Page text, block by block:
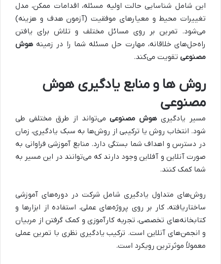
این شامل شناسایی حالت اولیه مسئله، اقدامات ممکن، مدل
تغییرات محیط و معیارهای موفقیت (آزمون هدف و هزینه)
می‌شود. تمرین بر روی مسائل مختلف و تلاش برای یافتن
راه‌حل‌های خلاقانه، مهارت حل مسئله شما را در زمینه هوش
مصنوعی تقویت می‌کند.
روش‌ ها و منابع یادگیری هوش
مصنوعی
مسیر یادگیری هوش مصنوعیمی‌تواند از طرق مختلفی طی
شود. انتخاب روش یا ترکیبی از روش‌ها به سبک یادگیری، زمان
در دسترس و اهداف شما بستگی دارد. منابع آموزشی فراوانی به
صورت آنلاین و آفلاین وجود دارند که می‌توانند در این مسیر به
شما کمک کنند.
روش‌های متداول یادگیری شامل شرکت در دوره‌های آموزشی
ساختاریافته، کار بر روی پروژه‌های عملی، استفاده از ابزارها و
کتابخانه‌های تخصصی، تجربه کارآموزی و کمک گرفتن از مربیان
و انجمن‌های آنلاین است. ترکیب یادگیری نظری با تمرین عملی
معمولاً موثرترین رویکرد است.